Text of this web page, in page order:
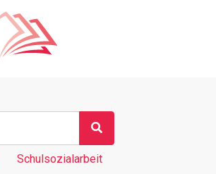
Schulsozialarbeit